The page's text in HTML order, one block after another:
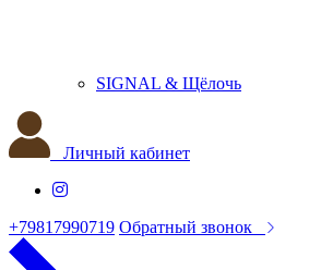
SIGNAL & Щёлочь
Личный кабинет
+79817990719 Обратный звонок